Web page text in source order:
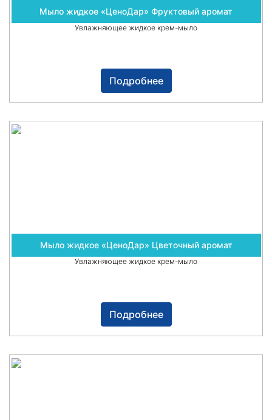
Мыло жидкое «ЦеноДар» Фруктовый аромат
Увлажняющее жидкое крем-мыло
Подробнее
Мыло жидкое «ЦеноДар» Цветочный аромат
Увлажняющее жидкое крем-мыло
Подробнее